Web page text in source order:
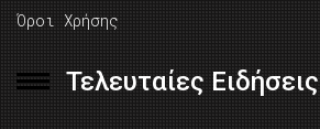
Όροι Χρήσης
Τελευταίες Ειδήσεις